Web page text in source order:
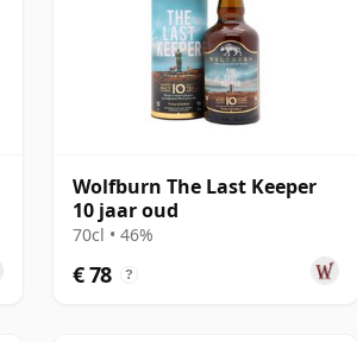
Wolfburn The Last Keeper
10 jaar oud
70cl • 46%
€ 78 ?